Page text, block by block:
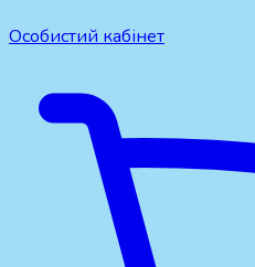
Особистий кабінет